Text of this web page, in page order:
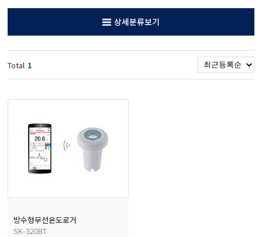
기공기질/미세먼지/가스/소음/진동측정기
속풍량계/온도계/온습도계/기압계
자저울/점도계/핀홀탐지기
이크로피펫
상세분류보기
Total 1
방수형무선온도로거
SK-320BT